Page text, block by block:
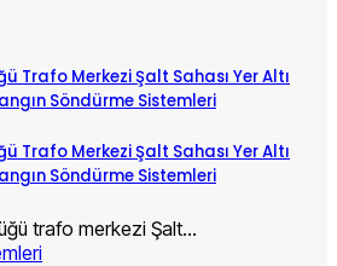
Trafo Merkezi Şalt Sahası Yer Altı
Söndürme Sistemleri
Trafo Merkezi Şalt Sahası Yer Altı
Söndürme Sistemleri
trafo merkezi Şalt…